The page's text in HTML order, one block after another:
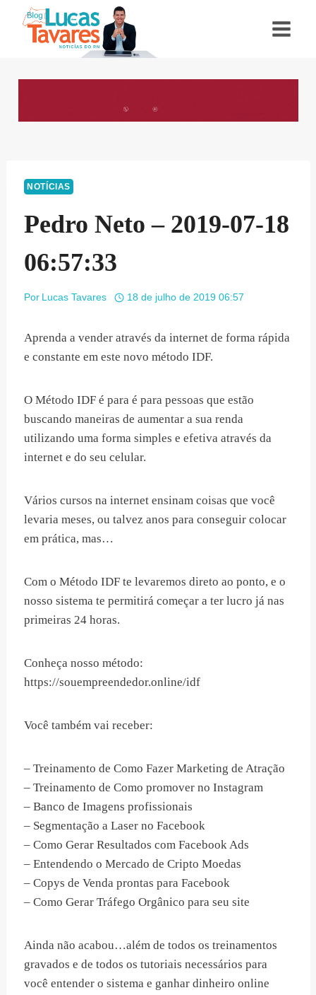
NOTÍCIAS
Pedro Neto – 2019-07-18
06:57:33
Por Lucas Tavares 18 de julho de 2019 06:57
Aprenda a vender através da internet de forma rápida
e constante em este novo método IDF.
O Método IDF é para é para pessoas que estão
buscando maneiras de aumentar a sua renda
utilizando uma forma simples e efetiva através da
internet e do seu celular.
Vários cursos na internet ensinam coisas que você
levaria meses, ou talvez anos para conseguir colocar
em prática, mas…
Com o Método IDF te levaremos direto ao ponto, e o
nosso sistema te permitirá começar a ter lucro já nas
primeiras 24 horas.
Conheça nosso método:
https://souempreendedor.online/idf
Você também vai receber:
– Treinamento de Como Fazer Marketing de Atração
– Treinamento de Como promover no Instagram
– Banco de Imagens profissionais
– Segmentação a Laser no Facebook
– Como Gerar Resultados com Facebook Ads
– Entendendo o Mercado de Cripto Moedas
– Copys de Venda prontas para Facebook
– Como Gerar Tráfego Orgânico para seu site
Ainda não acabou…além de todos os treinamentos
gravados e de todos os tutoriais necessários para
você entender o sistema e ganhar dinheiro online